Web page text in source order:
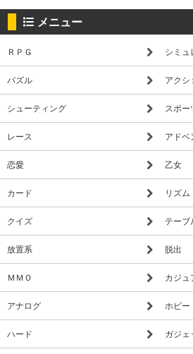
メニュー
ＲＰＧ シミュ
パズル アクシ
シューティング スポー
レース アドベ
恋愛 乙女
カード リズム
クイズ テーブ
放置系 脱出
ＭＭＯ カジュ
アナログ ホビー
ハード ガジェ